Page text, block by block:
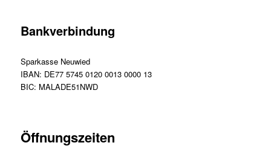
Bankverbindung
Sparkasse Neuwied
IBAN: DE77 5745 0120 0013 0000 13
BIC: MALADE51NWD
Öffnungszeiten